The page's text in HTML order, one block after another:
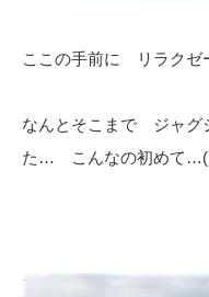
ここの手前に リラクゼ
なんとそこまで ジャグ
た… こんなの初めて…(